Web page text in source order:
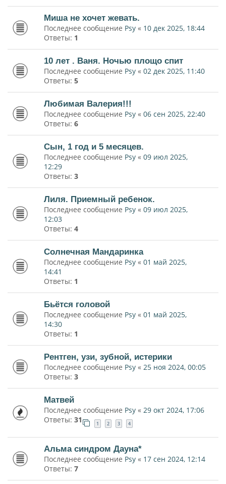
Миша не хочет жевать.
Последнее сообщение Psy « 10 дек 2025, 18:44
Ответы: 1
10 лет . Ваня. Ночью площо спит
Последнее сообщение Psy « 02 дек 2025, 11:40
Ответы: 5
Любимая Валерия!!!
Последнее сообщение Psy « 06 сен 2025, 22:40
Ответы: 6
Сын, 1 год и 5 месяцев.
Последнее сообщение Psy « 09 июл 2025,
12:29
Ответы: 3
Лиля. Приемный ребенок.
Последнее сообщение Psy « 09 июл 2025,
12:03
Ответы: 4
Солнечная Мандаринка
Последнее сообщение Psy « 01 май 2025,
14:41
Ответы: 1
Бьётся головой
Последнее сообщение Psy « 01 май 2025,
14:30
Ответы: 1
Рентген, узи, зубной, истерики
Последнее сообщение Psy « 25 ноя 2024, 00:05
Ответы: 3
Матвей
Последнее сообщение Psy « 29 окт 2024, 17:06
Ответы: 31 1 2 3 4
Альма синдром Дауна*
Последнее сообщение Psy « 17 сен 2024, 12:14
Ответы: 7